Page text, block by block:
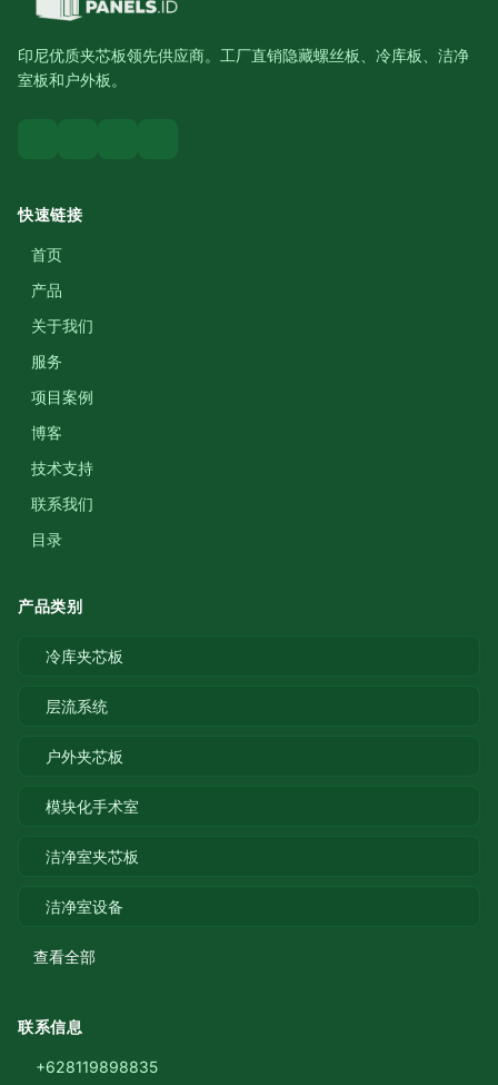
印尼优质夹芯板领先供应商。工厂直销隐藏螺丝板、冷库板、洁净
室板和户外板。
快速链接
首页
产品
关于我们
服务
项目案例
博客
技术支持
联系我们
目录
产品类别
冷库夹芯板
层流系统
户外夹芯板
模块化手术室
洁净室夹芯板
洁净室设备
查看全部
联系信息
+628119898835